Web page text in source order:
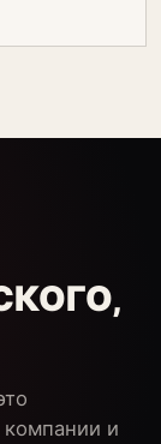
компании и